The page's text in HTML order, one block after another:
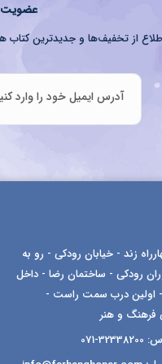
عضویت
از تخفیف‌ها و جدیدترین کتاب
زند - خیابان رودکی - رو به
رودکی - ساختمان رضا - داخل
اولین درب سمت راست -
فرهنگ و هنر
32338200-071